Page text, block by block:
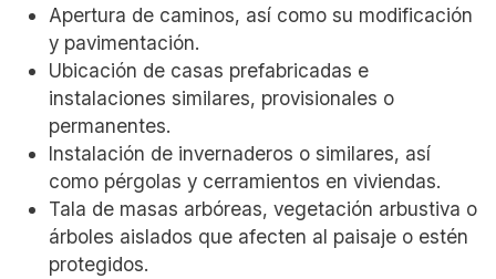
Apertura de caminos, así como su modificación
y pavimentación.
Ubicación de casas prefabricadas e
instalaciones similares, provisionales o
permanentes.
Instalación de invernaderos o similares, así
como pérgolas y cerramientos en viviendas.
Tala de masas arbóreas, vegetación arbustiva o
árboles aislados que afecten al paisaje o estén
protegidos.